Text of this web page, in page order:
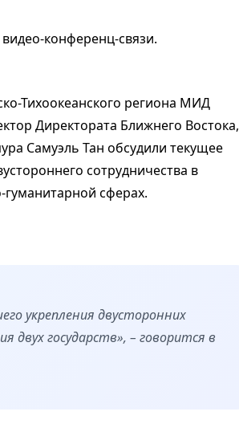
конференц-связи.
Тихоокеанского региона МИД
Директората Ближнего Востока,
Самуэль Тан обсудили текущее
сотрудничества в
гуманитарной сферах.
укрепления двусторонних
двух государств», – говорится в